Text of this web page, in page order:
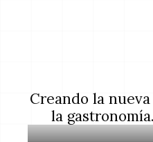
Creando la
la